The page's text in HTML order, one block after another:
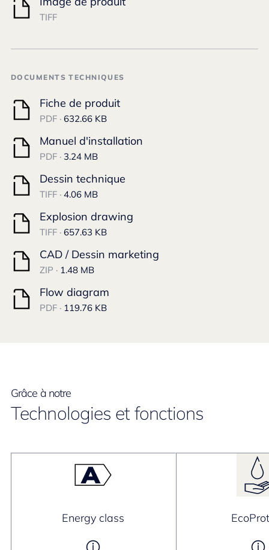
TIFF
DOCUMENTS TECHNIQUES
Fiche de produit
PDF · 632.66 KB
Manuel d'installation
PDF · 3.24 MB
Dessin technique
TIFF · 4.06 MB
Explosion drawing
TIFF · 657.63 KB
CAD / Dessin marketing
ZIP · 1.48 MB
Flow diagram
PDF · 119.76 KB
Grâce à notre
Technologies et fonctions
Energy class